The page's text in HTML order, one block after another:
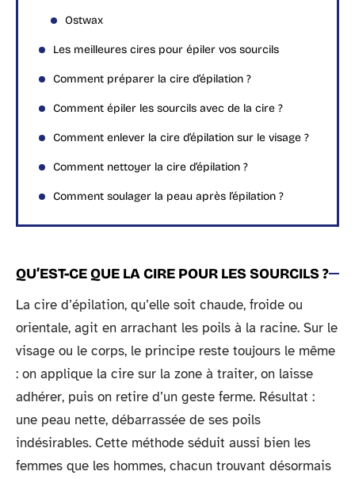
Ostwax
Les meilleures cires pour épiler vos sourcils
Comment préparer la cire d’épilation ?
Comment épiler les sourcils avec de la cire ?
Comment enlever la cire d’épilation sur le visage ?
Comment nettoyer la cire d’épilation ?
Comment soulager la peau après l’épilation ?
QU’EST-CE QUE LA CIRE POUR LES SOURCILS ?
La cire d’épilation, qu’elle soit chaude, froide ou
orientale, agit en arrachant les poils à la racine. Sur le
visage ou le corps, le principe reste toujours le même
: on applique la cire sur la zone à traiter, on laisse
adhérer, puis on retire d’un geste ferme. Résultat :
une peau nette, débarrassée de ses poils
indésirables. Cette méthode séduit aussi bien les
femmes que les hommes, chacun trouvant désormais